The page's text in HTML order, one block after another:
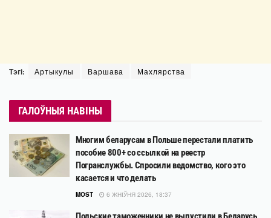
Тэгі: Артыкулы Варшава Махлярства
ГАЛОЎНЫЯ НАВІНЫ
Многим беларусам в Польше перестали платить
пособие 800+ со ссылкой на реестр
Погранслужбы. Спросили ведомство, кого это
касается и что делать
MOST 6 ЖНІЎНЯ 2026, 18:37